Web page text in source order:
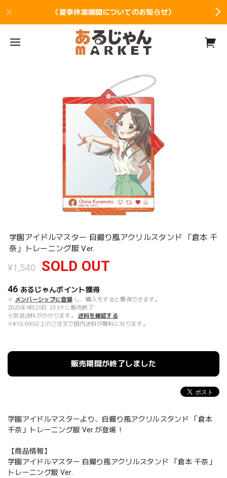
〈夏季休業期間についてのお知らせ〉
学園アイドルマスター 自撮り風アクリルスタンド 「倉本 千
奈」トレーニング服 Ver.
¥1,540 SOLD OUT
46 あるじゃんポイント獲得
※ メンバーシップに登録 し、購入をすると獲得できます。
2025年9月25日 23:59 に販売終了
※別途送料がかかります。
送料を確認する
※¥10,000以上のご注文で国内送料が無料になります。
販売期間が終了しました
学園アイドルマスターより、自撮り風アクリルスタンド 「倉本
千奈」トレーニング服 Ver.が登場！
【商品情報】
学園アイドルマスター 自撮り風アクリルスタンド 「倉本 千奈」
トレーニング服 Ver.